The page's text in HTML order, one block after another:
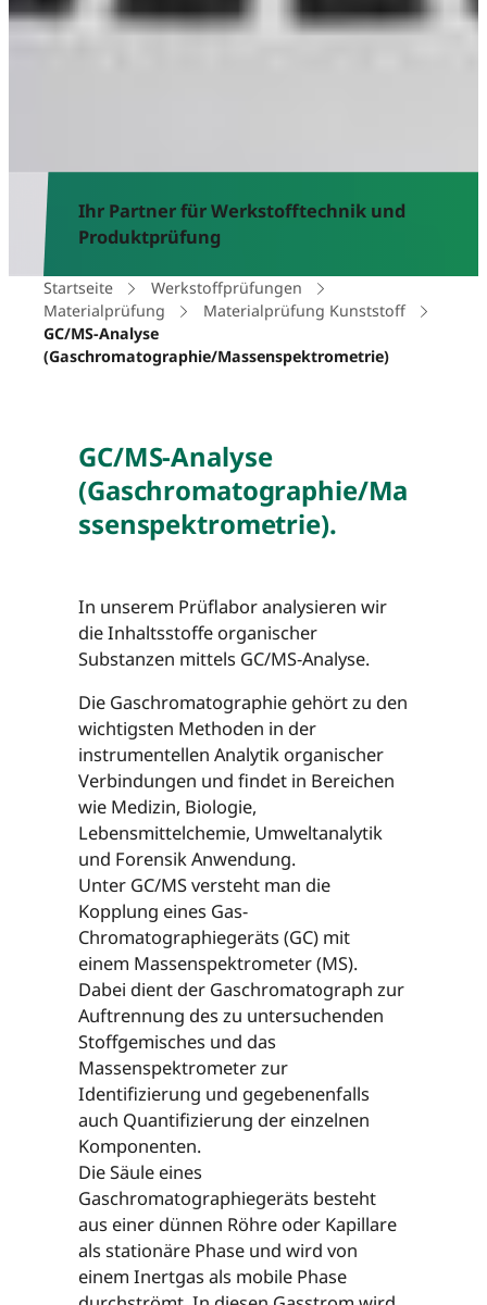
Ihr Partner für Werkstofftechnik und
Produktprüfung
Startseite
Werkstoffprüfungen
Materialprüfung
Materialprüfung Kunststoff
GC/MS-Analyse
(Gaschromatographie/Massenspektrometrie)
GC/MS-Analyse
(Gaschromatographie/Ma
ssenspektrometrie).
In unserem Prüflabor analysieren wir
die Inhaltsstoffe organischer
Substanzen mittels GC/MS-Analyse.
Die Gaschromatographie gehört zu den
wichtigsten Methoden in der
instrumentellen Analytik organischer
Verbindungen und findet in Bereichen
wie Medizin, Biologie,
Lebensmittelchemie, Umweltanalytik
und Forensik Anwendung.
Unter GC/MS versteht man die
Kopplung eines Gas-
Chromatographiegeräts (GC) mit
einem Massenspektrometer (MS).
Dabei dient der Gaschromatograph zur
Auftrennung des zu untersuchenden
Stoffgemisches und das
Massenspektrometer zur
Identifizierung und gegebenenfalls
auch Quantifizierung der einzelnen
Komponenten.
Die Säule eines
Gaschromatographiegeräts besteht
aus einer dünnen Röhre oder Kapillare
als stationäre Phase und wird von
einem Inertgas als mobile Phase